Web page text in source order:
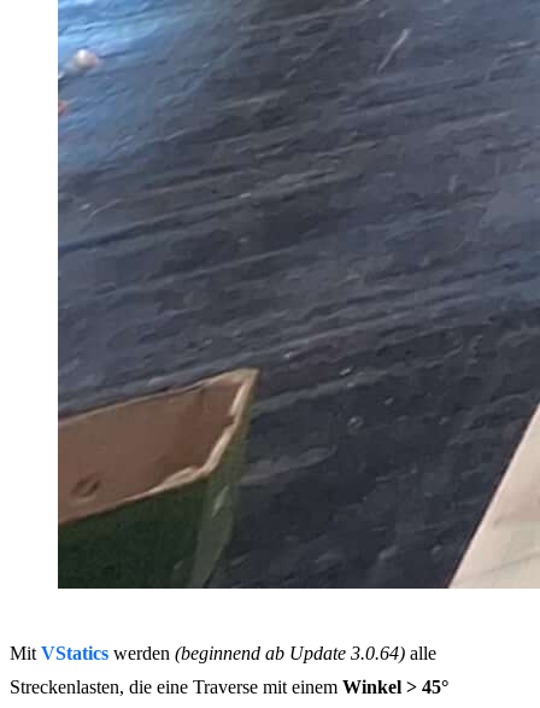
Mit VStatics werden (beginnend ab Update 3.0.64) alle
Streckenlasten, die eine Traverse mit einem Winkel > 45°